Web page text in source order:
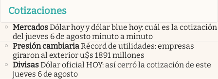
Cotizaciones
MercadosDólar hoy y dólar blue hoy: cuál es la cotización
del jueves 6 de agosto minuto a minuto
Presión cambiariaRécord de utilidades: empresas
giraron al exterior u$s 1891 millones
DivisasDólar oficial HOY: así cerró la cotización de este
jueves 6 de agosto